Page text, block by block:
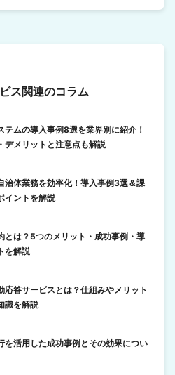
ス関連のコラム
テムの導入事例8選を業界別に紹介！
デメリットと注意点も解説
治体業務を効率化！導入事例3選＆課
イントを解説
とは？5つのメリット・成功事例・導
を解説
応答サービスとは？仕組みやメリット
識を解説
を活用した成功事例とその効果につい